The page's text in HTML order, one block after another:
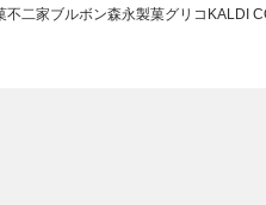
不二家ブルボン森永製菓グリコ KALDI